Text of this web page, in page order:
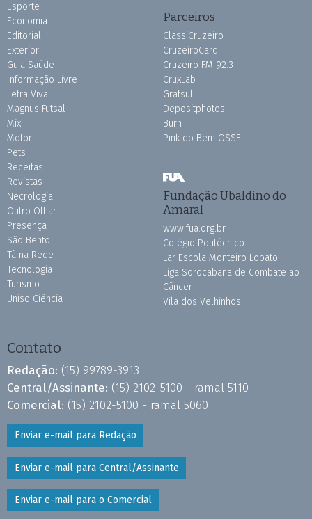
Esporte
Economia
Editorial
Exterior
Guia Saúde
Informação Livre
Letra Viva
Magnus Futsal
Mix
Motor
Pets
Receitas
Revistas
Necrologia
Outro Olhar
Presença
São Bento
Tá na Rede
Tecnologia
Turismo
Uniso Ciência
Parceiros
ClassiCruzeiro
CruzeiroCard
Cruzeiro FM 92.3
CruxLab
Grafsul
Depositphotos
Burh
Pink do Bem OSSEL
Fundação Ubaldino do
Amaral
www.fua.org.br
Colégio Politécnico
Lar Escola Monteiro Lobato
Liga Sorocabana de Combate ao
Câncer
Vila dos Velhinhos
Contato
Redação: (15) 99789-3913
Central/Assinante: (15) 2102-5100 - ramal 5110
Comercial: (15) 2102-5100 - ramal 5060
Enviar e-mail para Redação
Enviar e-mail para Central/Assinante
Enviar e-mail para o Comercial